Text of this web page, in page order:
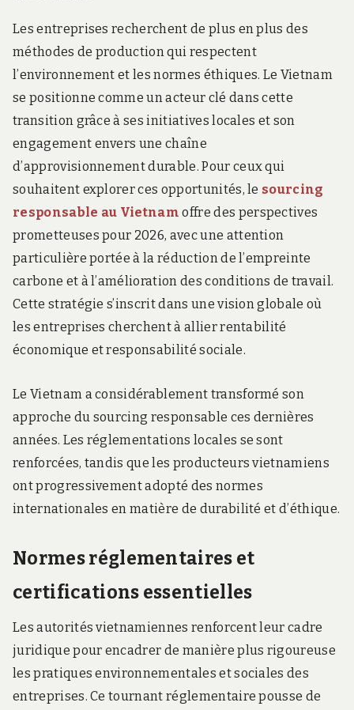
Les entreprises recherchent de plus en plus des
méthodes de production qui respectent
l’environnement et les normes éthiques. Le Vietnam
se positionne comme un acteur clé dans cette
transition grâce à ses initiatives locales et son
engagement envers une chaîne
d’approvisionnement durable. Pour ceux qui
souhaitent explorer ces opportunités, le sourcing
responsable au Vietnam offre des perspectives
prometteuses pour 2026, avec une attention
particulière portée à la réduction de l’empreinte
carbone et à l’amélioration des conditions de travail.
Cette stratégie s’inscrit dans une vision globale où
les entreprises cherchent à allier rentabilité
économique et responsabilité sociale.
Le Vietnam a considérablement transformé son
approche du sourcing responsable ces dernières
années. Les réglementations locales se sont
renforcées, tandis que les producteurs vietnamiens
ont progressivement adopté des normes
internationales en matière de durabilité et d’éthique.
Normes réglementaires et
certifications essentielles
Les autorités vietnamiennes renforcent leur cadre
juridique pour encadrer de manière plus rigoureuse
les pratiques environnementales et sociales des
entreprises. Ce tournant réglementaire pousse de